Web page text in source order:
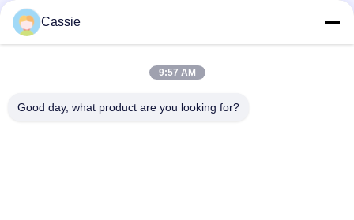
Fale RFID o wysokiej częstotliwości 70 Khz Ultradźwiękowa
technologia szybkiego połączenia dla karty Metro
Przenośna spawarka ultradźwiękowa o wysokiej
Cassie
9:57 AM
Good day, what product are you looking for?